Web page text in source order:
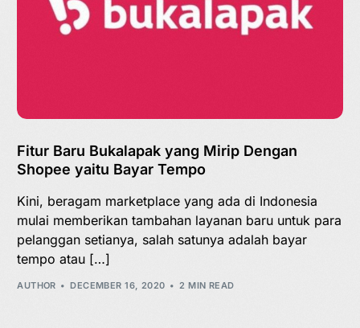
Fitur Baru Bukalapak yang Mirip Dengan
Shopee yaitu Bayar Tempo
Kini, beragam marketplace yang ada di Indonesia
mulai memberikan tambahan layanan baru untuk para
pelanggan setianya, salah satunya adalah bayar
tempo atau […]
AUTHOR DECEMBER 16, 2020 2 MIN READ